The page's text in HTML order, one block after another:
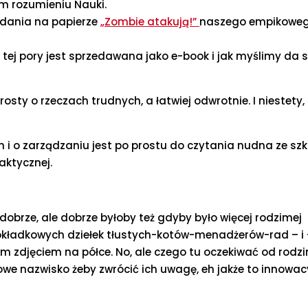
rozumieniu Nauki.
na papierze„Zombie atakują!” naszego
pory jest sprzedawana jako e-book i jak myślimy da
o rzeczach trudnych, a łatwiej odwrotnie. I niestety,
i o zarządzaniu jest po prostu do czytania nudna ze
ale dobrze byłoby też gdyby było więcej rodzimej
dziełek tłustych-kotów-menadżerów-rad – i
zdjęciem na półce. No, ale czego tu oczekiwać od
nazwisko żeby zwrócić ich uwagę, eh jakże to